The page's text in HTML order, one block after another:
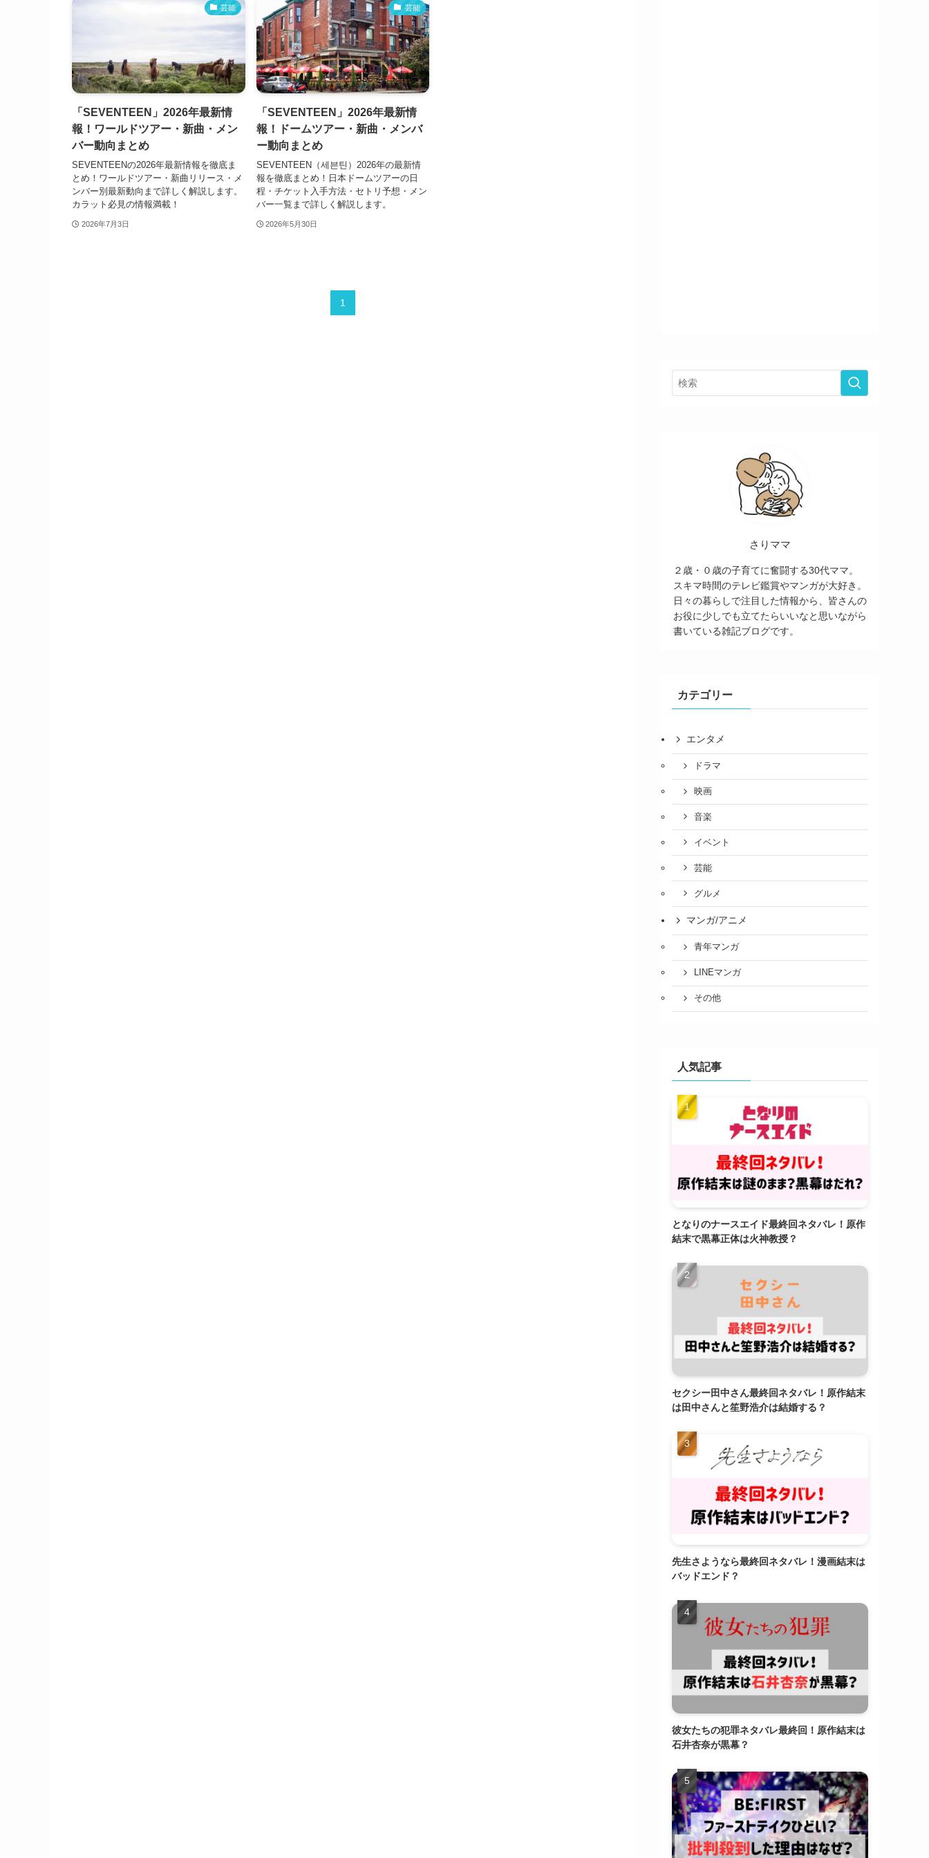
芸能
「SEVENTEEN」2026年最新情
報！ワールドツアー・新曲・メン
バー動向まとめ
SEVENTEENの2026年最新情報を徹底ま
とめ！ワールドツアー・新曲リリース・メ
ンバー別最新動向まで詳しく解説します。
カラット必見の情報満載！
2026年7月3日
芸能
「SEVENTEEN」2026年最新情
報！ドームツアー・新曲・メンバ
ー動向まとめ
SEVENTEEN（세븐틴）2026年の最新情
報を徹底まとめ！日本ドームツアーの日
程・チケット入手方法・セトリ予想・メン
バー一覧まで詳しく解説します。
2026年5月30日
1
さりママ
２歳・０歳の子育てに奮闘する30代ママ。
スキマ時間のテレビ鑑賞やマンガが大好き。
日々の暮らしで注目した情報から、皆さんの
お役に少しでも立てたらいいなと思いながら
書いている雑記ブログです。
カテゴリー
エンタメ
ドラマ
映画
音楽
イベント
芸能
グルメ
マンガ/アニメ
青年マンガ
LINEマンガ
その他
人気記事
となりのナースエイド最終回ネタバレ！原作
結末で黒幕正体は火神教授？
セクシー田中さん最終回ネタバレ！原作結末
は田中さんと笙野浩介は結婚する？
先生さようなら最終回ネタバレ！漫画結末は
バッドエンド？
彼女たちの犯罪ネタバレ最終回！原作結末は
石井杏奈が黒幕？